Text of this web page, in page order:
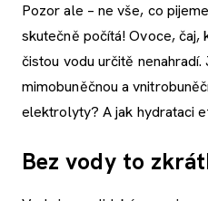
Pozor ale – ne vše, co
skutečně počítá! Ovoce, čaj,
čistou vodu určitě
mimobuněčnou a
elektrolyty? A jak hydrataci
Bez vody to